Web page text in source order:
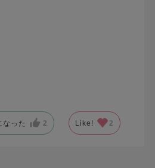
なった 2 Like! 2